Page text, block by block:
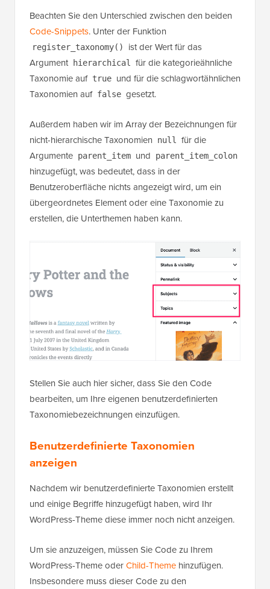
Beachten Sie den Unterschied zwischen den beiden
Code-Snippets. Unter der Funktion
register_taxonomy()
ist der Wert für das
Argument hierarchical für die kategorieähnliche
Taxonomie auf true und für die schlagwortähnlichen
Taxonomien auf false gesetzt.
Außerdem haben wir im Array der Bezeichnungen für
nicht-hierarchische Taxonomien
null für die
Argumente parent_item und parent_item_colon
hinzugefügt, was bedeutet, dass in der
Benutzeroberfläche nichts angezeigt wird, um ein
übergeordnetes Element oder eine Taxonomie zu
erstellen, die Unterthemen haben kann.
Stellen Sie auch hier sicher, dass Sie den Code
bearbeiten, um Ihre eigenen benutzerdefinierten
Taxonomiebezeichnungen einzufügen.
Benutzerdefinierte Taxonomien
anzeigen
Nachdem wir benutzerdefinierte Taxonomien erstellt
und einige Begriffe hinzugefügt haben, wird Ihr
WordPress-Theme diese immer noch nicht anzeigen.
Um sie anzuzeigen, müssen Sie Code zu Ihrem
WordPress-Theme oderChild-Theme hinzufügen.
Insbesondere muss dieser Code zu den